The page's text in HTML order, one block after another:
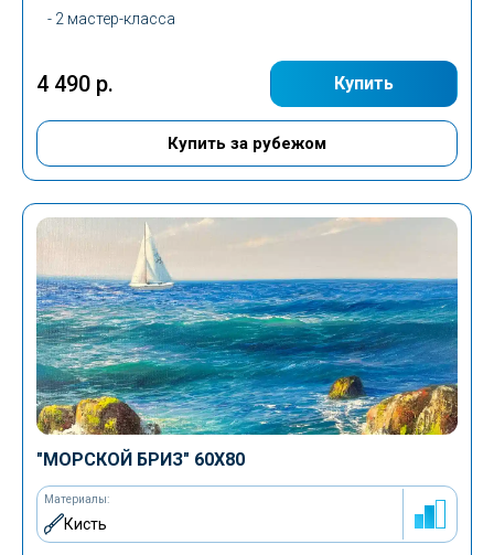
- 2 мастер-класса
Купить
4 490 р.
Купить за рубежом
"МОРСКОЙ БРИЗ" 60Х80
Материалы:
Кисть